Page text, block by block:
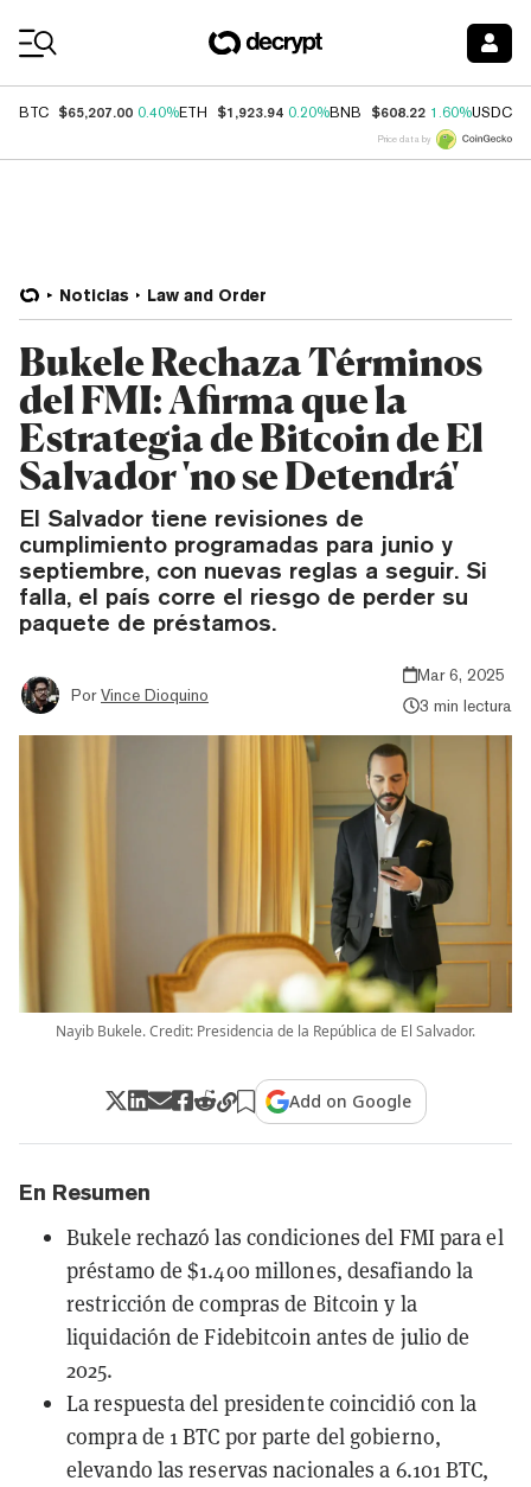
BTC $65,207.00 0.40%ETH $1,923.94 0.20%BNB $608.22 1.60%USDC
Price data by
Noticias Law and Order
Bukele Rechaza Términos
del FMI: Afirma que la
Estrategia de Bitcoin de El
Salvador 'no se Detendrá'
El Salvador tiene revisiones de
cumplimiento programadas para junio y
septiembre, con nuevas reglas a seguir. Si
falla, el país corre el riesgo de perder su
paquete de préstamos.
Por Vince Dioquino
Mar 6, 2025
3 min lectura
Nayib Bukele. Credit: Presidencia de la República de El Salvador.
Add on Google
En Resumen
Bukele rechazó las condiciones del FMI para el
préstamo de $1.400 millones, desafiando la
restricción de compras de Bitcoin y la
liquidación de Fidebitcoin antes de julio de
2025.
La respuesta del presidente coincidió con la
compra de 1 BTC por parte del gobierno,
elevando las reservas nacionales a 6.101 BTC,